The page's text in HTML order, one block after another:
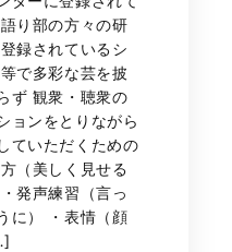
り部の方々の研
録されているシ
で多彩な芸を披
ず 観衆・聴衆の
ョンをとりながら
ていただくための
（美しく見せる
発声練習（言っ
に） ・表情（顔